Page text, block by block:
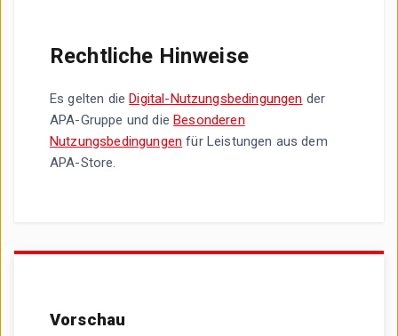
Rechtliche Hinweise
Es gelten dieDigital-Nutzungsbedingungen der
APA-Gruppe und dieBesonderen
Nutzungsbedingungen für Leistungen aus dem
APA-Store.
Vorschau